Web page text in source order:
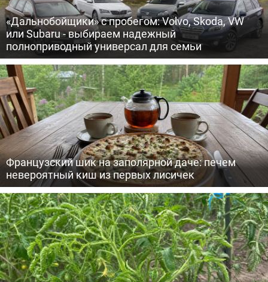
«Дальнобойщики» с пробегом: Volvo, Skoda, VW
или Subaru - выбираем надежный
полноприводный универсал для семьи
Французский шик на заполярной даче: печем
невероятный киш из первых лисичек